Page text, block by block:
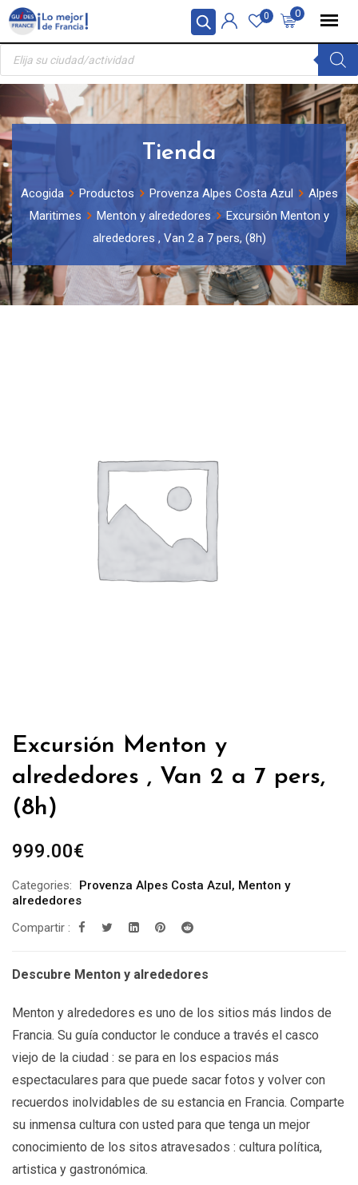
Panel de gestión de cookies
Skip
content
0
0
Búsqueda
productos
Tienda
Acogida Productos Provenza Alpes Costa Azul
Alpes
Maritimes
Menton y alrededores
Excursión Menton y
alrededores , Van 2 a 7 pers, (8h)
Excursión Menton y
alrededores , Van 2 a 7 pers,
(8h)
999.00€
Categories: Provenza Alpes Costa Azul, Menton y
alrededores
Compartir :
Descubre Menton y alrededores
Menton y alrededores es uno de los sitios más lindos de
Francia. Su guía conductor le conduce a través el casco
viejo de la ciudad : se para en los espacios más
espectaculares para que puede sacar fotos y volver con
recuerdos inolvidables de su estancia en Francia. Comparte
su inmensa cultura con usted para que tenga un mejor
conocimiento de los sitos atravesados : cultura política,
artistica y gastronómica.